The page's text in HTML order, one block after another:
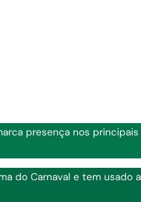
presença nos principais
do Carnaval e tem usado a